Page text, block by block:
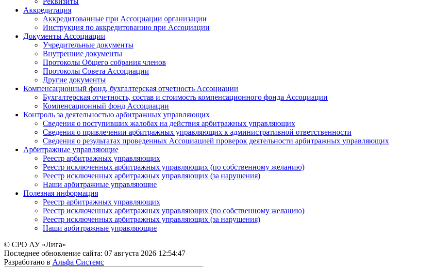
Аккредитация
Аккредитованные при Ассоциации организации
Инструкция по аккредитованию при Ассоциации
Документы Ассоциации
Учредительные документы
Внутренние документы
Протоколы Общего собрания членов
Протоколы Совета Ассоциации
Другие документы
Компенсационный фонд, бухгалтерская отчетность Ассоциации
Бухгалтерская отчетность, состав и стоимость компенсационного фонда Ассоциации
Компенсационный фонд Ассоциации
Контроль за деятельностью арбитражных управляющих
Сведения о поступивших жалобах на действия арбитражных управляющих
Сведения о привлечении арбитражных управляющих к административной ответственности
Сведения о результатах проведенных Ассоциацией проверок деятельности арбитражных управляющих
Арбитражные управляющие
Реестр арбитражных управляющих
Реестр исключенных арбитражных управляющих (по собственному желанию)
Реестр исключенных арбитражных управляющих (за нарушения)
Наши арбитражные управляющие
Полезная информация
Реестр арбитражных управляющих
Реестр исключенных арбитражных управляющих (по собственному желанию)
Реестр исключенных арбитражных управляющих (за нарушения)
Наши арбитражные управляющие
© СРО АУ «Лига»
Последнее обновление сайта: 07 августа 2026 12:54:47
Разработано в Альфа Системс